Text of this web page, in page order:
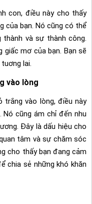
con, điều này cho thấy
của bạn. Nó cũng có thể
và sự thành công.
mơ của bạn. Bạn sẽ
lai.
vào lòng
trắng vào lòng, điều này
cũng ám chỉ đến nhu
Đây là dấu hiệu cho
tâm và sự chăm sóc
cho thấy bạn đang cảm
chia sẻ những khó khăn